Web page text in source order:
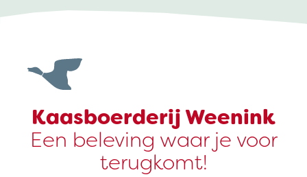
Kaasboerderij Weenink
Een beleving waar je voor
terugkomt!